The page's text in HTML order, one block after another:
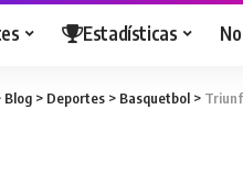
Estadísticas
Blog > Deportes > Basquetbol >